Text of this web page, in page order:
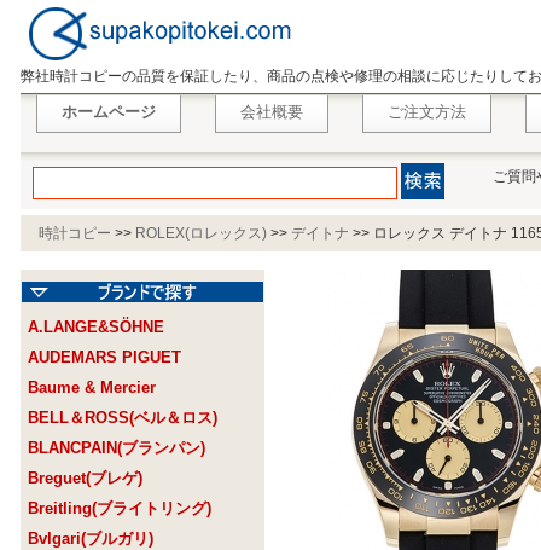
弊社時計コピーの品質を保証したり、商品の点検や修理の相談に応じたりして
ホームページ 会社概要 ご注文方法
ご質問
時計コピー >> ROLEX(ロレックス) >> デイトナ >> ロレックス デイトナ
A.LANGE&SÖHNE
AUDEMARS PIGUET
Baume & Mercier
BELL＆ROSS(ベル＆ロス)
BLANCPAIN(ブランパン)
Breguet(ブレゲ)
Breitling(ブライトリング)
Bvlgari(ブルガリ)